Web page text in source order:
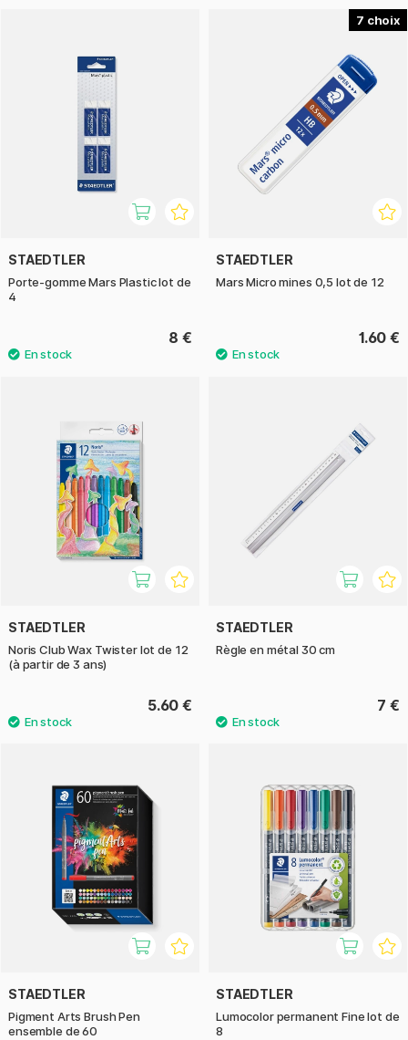
STAEDTLER
Porte-gomme Mars Plastic lot de
4
8 €
7
STAEDTLER
Mars Micro mines 0,5 lot de 12
1.60 €
STAEDTLER
Noris Club Wax Twister lot de 12
(à partir de 3 ans)
5.60 €
STAEDTLER
Règle en métal 30 cm
7 €
STAEDTLER
Pigment Arts Brush Pen
ensemble de 60
STAEDTLER
Lumocolor permanent Fine lot de
8